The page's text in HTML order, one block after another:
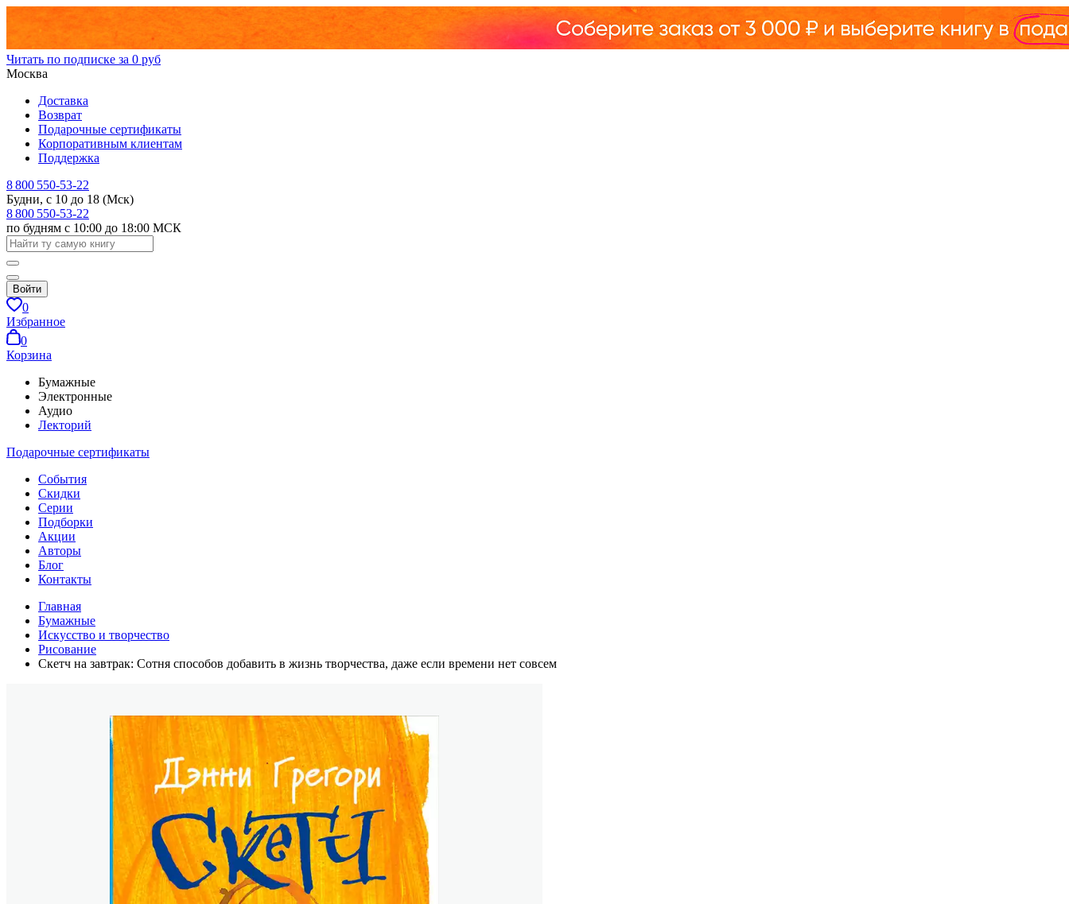
Читать по подписке за 0 руб
Москва
Доставка
Возврат
Подарочные сертификаты
Корпоративным клиентам
Поддержка
8 800 550-53-22
Будни, с 10 до 18 (Мск)
8 800 550-53-22
по будням с 10:00 до 18:00 МСК
Войти
0
Избранное
0
Корзина
Бумажные
Электронные
Аудио
Лекторий
Подарочные сертификаты
События
Скидки
Серии
Подборки
Акции
Авторы
Блог
Контакты
Главная
Бумажные
Искусство и творчество
Рисование
Скетч на завтрак: Сотня способов добавить в жизнь творчества, даже если времени нет совсем